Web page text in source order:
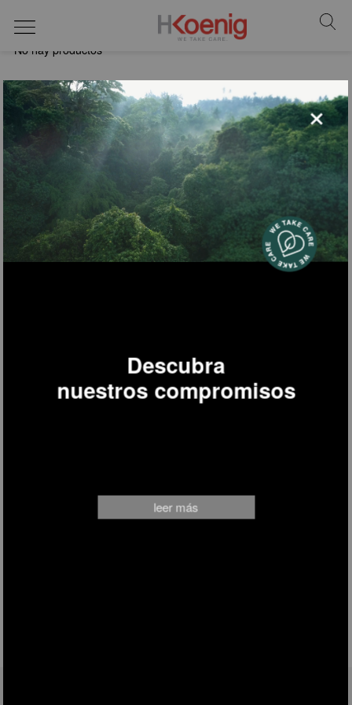
×
Descubra
nuestros compromisos
leer más
Calefacción
No hay productos